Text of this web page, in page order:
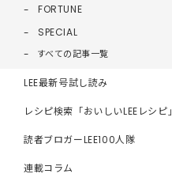
FORTUNE
SPECIAL
すべての記事一覧
LEE最新号試し読み
レシピ検索「おいしいLEEレシピ」
読者ブロガーLEE100人隊
連載コラム